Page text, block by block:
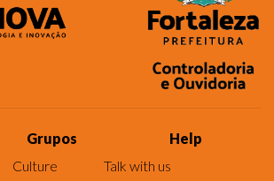
Grupos
Culture
Help
Talk with us